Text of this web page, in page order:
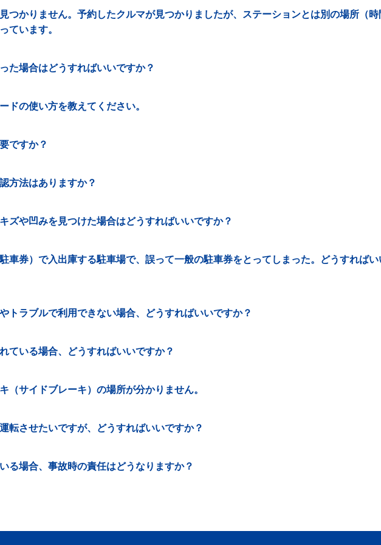
つかりません。予約したクルマが見つかりましたが、ステーションとは別の場所（時
ています。
た場合はどうすればいいですか？
ドの使い方を教えてください。
ですか？
方法はありますか？
ズや凹みを見つけた場合はどうすればいいですか？
車券）で入出庫する駐車場で、誤って一般の駐車券をとってしまった。どうすればい
トラブルで利用できない場合、どうすればいいですか？
ている場合、どうすればいいですか？
（サイドブレーキ）の場所が分かりません。
転させたいですが、どうすればいいですか？
る場合、事故時の責任はどうなりますか？